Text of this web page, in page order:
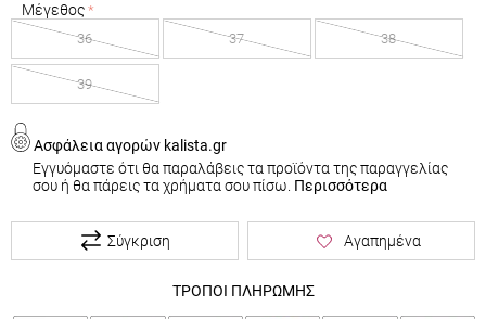
Μέγεθος
36 37 38
39
Ασφάλεια αγορών kalista.gr
Εγγυόμαστε ότι θα παραλάβεις τα προϊόντα της παραγγελίας
σου ή θα πάρεις τα χρήματα σου πίσω. Περισσότερα
Σύγκριση Αγαπημένα
ΤΡΟΠΟΙ ΠΛΗΡΩΜΗΣ